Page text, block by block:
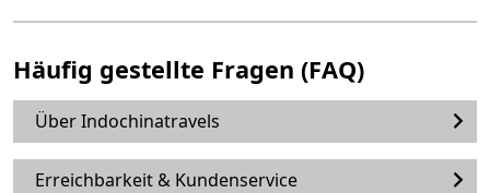
Häufig gestellte Fragen (FAQ)
Über Indochinatravels
Erreichbarkeit & Kundenservice